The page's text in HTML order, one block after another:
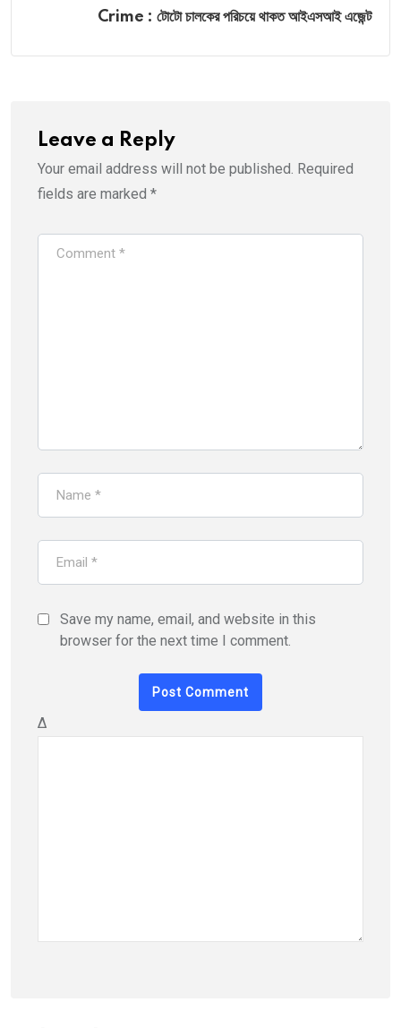
Crime : টোটো চালকের পরিচয়ে থাকত আইএসআই এজেন্ট
Leave a Reply
Your email address will not be published. Required
fields are marked *
Save my name, email, and website in this
browser for the next time I comment.
Δ